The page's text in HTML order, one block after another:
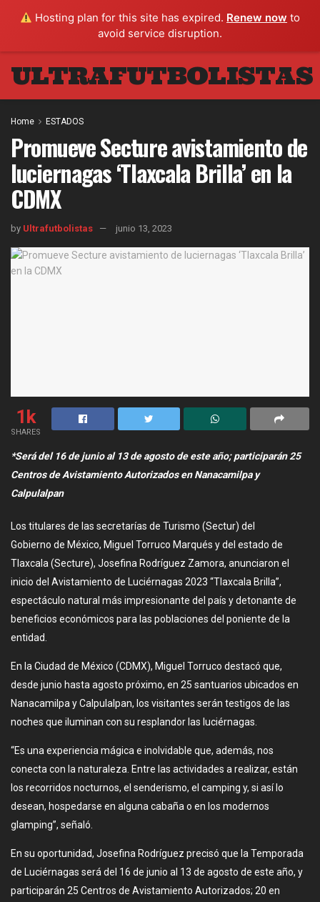
Hosting plan for this site has expired. Renew now to
avoid service disruption.
ULTRAFUTBOLISTAS
Home ESTADOS
Promueve Secture avistamiento de
luciernagas ‘Tlaxcala Brilla’ en la
CDMX
by Ultrafutbolistas junio 13, 2023
1k
SHARES
*Será del 16 de junio al 13 de agosto de este año; participarán 25
Centros de Avistamiento Autorizados en Nanacamilpa y
Calpulalpan
Los titulares de las secretarías de Turismo (Sectur) del
Gobierno de México, Miguel Torruco Marqués y del estado de
Tlaxcala (Secture), Josefina Rodríguez Zamora, anunciaron el
inicio del Avistamiento de Luciérnagas 2023 “Tlaxcala Brilla”,
espectáculo natural más impresionante del país y detonante de
beneficios económicos para las poblaciones del poniente de la
entidad.
En la Ciudad de México (CDMX), Miguel Torruco destacó que,
desde junio hasta agosto próximo, en 25 santuarios ubicados en
Nanacamilpa y Calpulalpan, los visitantes serán testigos de las
noches que iluminan con su resplandor las luciérnagas.
“Es una experiencia mágica e inolvidable que, además, nos
conecta con la naturaleza. Entre las actividades a realizar, están
los recorridos nocturnos, el senderismo, el camping y, si así lo
desean, hospedarse en alguna cabaña o en los modernos
glamping”, señaló.
En su oportunidad, Josefina Rodríguez precisó que la Temporada
de Luciérnagas será del 16 de junio al 13 de agosto de este año, y
participarán 25 Centros de Avistamiento Autorizados; 20 en